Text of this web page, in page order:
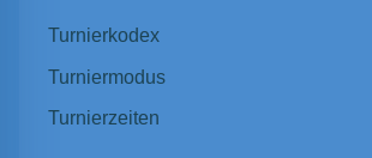
Turnierkodex
Turniermodus
Turnierzeiten